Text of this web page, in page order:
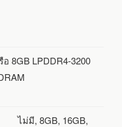
8GB LPDDR4-3200
ไม่มี, 8GB, 16GB,